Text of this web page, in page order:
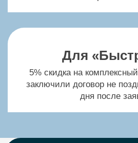
Натяжные потолки
Для
5% скидка на
заключили договор не
дня после